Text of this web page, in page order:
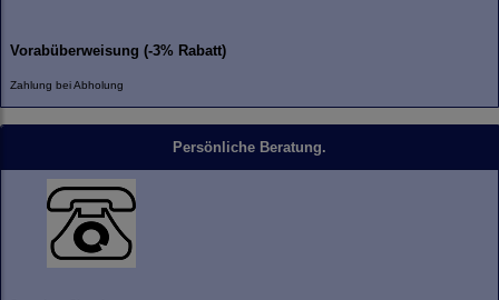
Vorabüberweisung (-3% Rabatt)
Zahlung bei Abholung
Persönliche Beratung.